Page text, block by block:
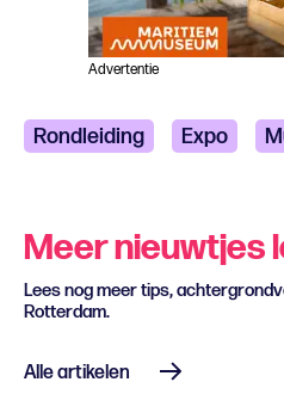
Advertentie
Rondleiding Expo
Meer nieuwtjes
Lees nog meer tips,
Rotterdam.
Alle artikelen